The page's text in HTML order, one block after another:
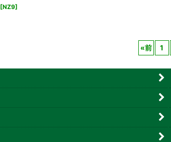
[NZ9]
«前 1